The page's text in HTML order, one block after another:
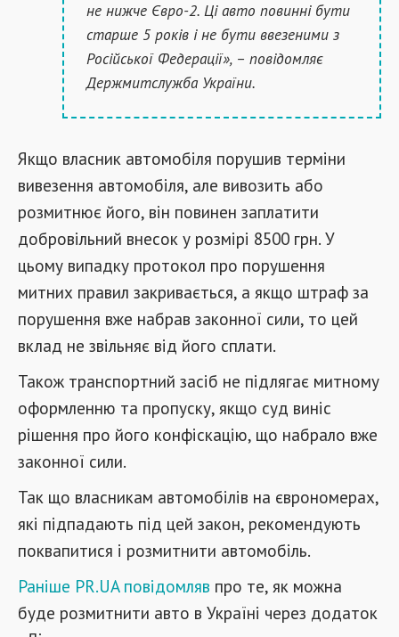
не нижче Євро-2. Ці авто повинні бути
старше 5 років і не бути ввезеними з
Російської Федерації», – повідомляє
Держмитслужба України.
Якщо власник автомобіля порушив терміни
вивезення автомобіля, але вивозить або
розмитнює його, він повинен заплатити
добровільний внесок у розмірі 8500 грн. У
цьому випадку протокол про порушення
митних правил закривається, а якщо штраф за
порушення вже набрав законної сили, то цей
вклад не звільняє від його сплати.
Також транспортний засіб не підлягає митному
оформленню та пропуску, якщо суд виніс
рішення про його конфіскацію, що набрало вже
законної сили.
Так що власникам автомобілів на єврономерах,
які підпадають під цей закон, рекомендують
поквапитися і розмитнити автомобіль.
Раніше PR.UA повідомляв про те, як можна
буде розмитнити авто в Україні через додаток